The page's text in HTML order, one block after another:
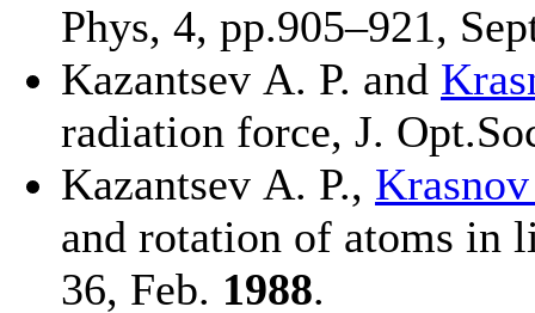
Phys, 4, pp.905–921,
Kazantsev A. P. and
radiation force, J.
Kazantsev A. P.,
and rotation of atoms in
36, Feb. 1988.